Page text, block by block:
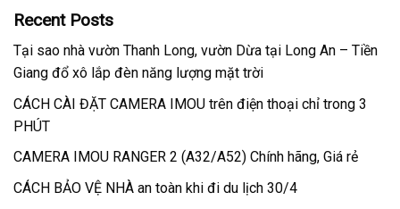
Recent Posts
Tại sao nhà vườn Thanh Long, vườn Dừa tại Long An – Tiền
Giang đổ xô lắp đèn năng lượng mặt trời
CÁCH CÀI ĐẶT CAMERA IMOU trên điện thoại chỉ trong 3
PHÚT
CAMERA IMOU RANGER 2 (A32/A52) Chính hãng, Giá rẻ
CÁCH BẢO VỆ NHÀ an toàn khi đi du lịch 30/4